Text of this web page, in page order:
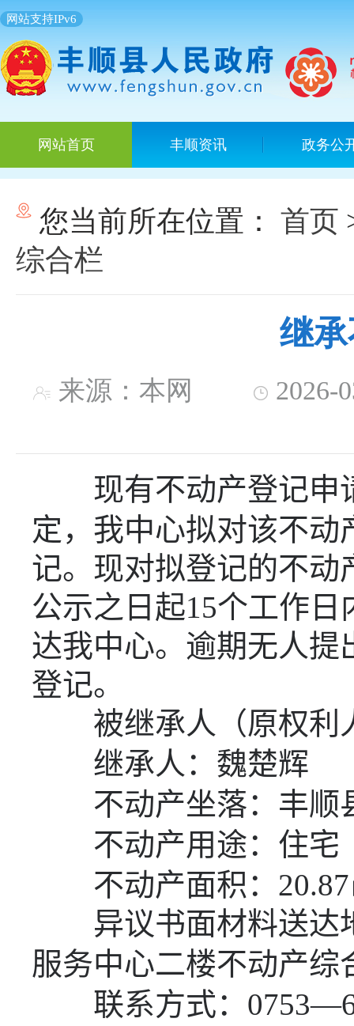
网站支持IPv6
网站首页 丰顺资讯 政务公
您当前所在位置： 首页
综合栏
继
来源：本网
现有不动产登记申
定，我中心拟对该不
记。现对拟登记的不动
公示之日起15个工作日
达我中心。逾期无人提
登记。
被继承人（原权利
继承人：魏楚辉
不动产坐落：丰顺
不动产用途：住宅
不动产面积： 20.87
异议书面材料送达
服务中心二楼不动产综
联系方式：